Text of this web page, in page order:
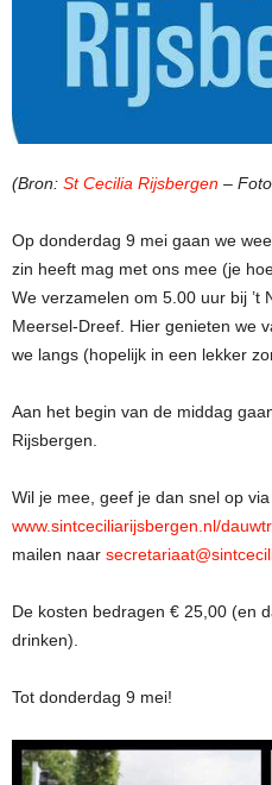
(Bron: St Cecilia Rijsbergen –
Op donderdag 9 mei gaan we
zin heeft mag met ons mee (je
We verzamelen om 5.00 uur bij ’t
Meersel-Dreef. Hier genieten we
we langs (hopelijk in een lekker
Aan het begin van de middag
Rijsbergen.
Wil je mee, geef je dan snel op
www.sintceciliarijsbergen.nl/
mailen naar
De kosten bedragen € 25,00 (en
drinken).
Tot donderdag 9 mei!